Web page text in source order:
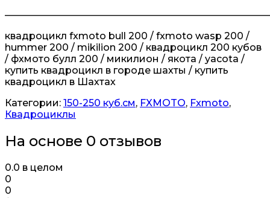
квадроцикл fxmoto bull 200 / fxmoto wasp 200 /
hummer 200 / mikilion 200 / квадроцикл 200 кубов
/ фхмото булл 200 / микилион / якота / yacota /
купить квадроцикл в городе шахты / купить
квадроцикл в Шахтах
Категории: 150-250 куб.см, FXMOTO, Fxmoto,
Квадроциклы
На основе 0 отзывов
0.0 в целом
0
0